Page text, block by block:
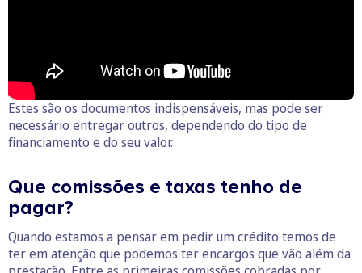
Estes são os documentos indispensáveis, mas pode ser
necessário entregar outros, dependendo do tipo de
financiamento e do seu valor.
Que comissões e taxas tenho de
pagar?
Quando estamos a pensar em pedir um crédito temos de
ter em atenção que podemos ter encargos que vão além da